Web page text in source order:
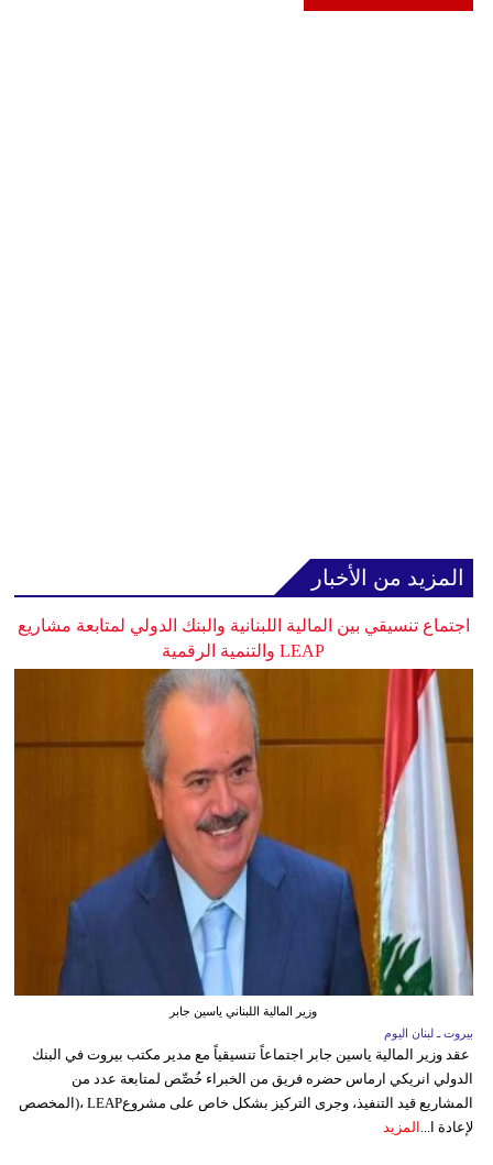
المزيد من الأخبار
اجتماع تنسيقي بين المالية اللبنانية والبنك الدولي لمتابعة مشاريع
LEAP والتنمية الرقمية
وزير المالية اللبناني ياسين جابر
بيروت ـ لبنان اليوم
عقد وزير المالية ياسين جابر اجتماعاً تنسيقياً مع مدير مكتب بيروت في البنك
الدولي انريكي ارماس حضره فريق من الخبراء خُصِّص لمتابعة عدد من
المشاريع قيد التنفيذ، وجرى التركيز بشكل خاص على مشروعLEAP ،(المخصص
لإعادة ا... المزيد